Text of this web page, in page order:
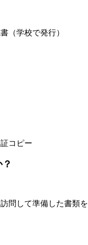
（学校で発行）
コピー
問して準備した書類